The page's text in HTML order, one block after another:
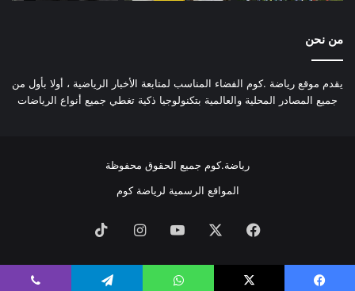
من نحن
يقدم موقع رياضة .كوم الفضاء المناسب لمتابعة الأخبار الرياضية ، أولا بأول من
جميع المصادر المحلية والعالمية بتكنولوجيا ذكية تغطي جميع أنواع الرياضات
رياضة.كوم جميع الحقوق محفوظة
المواقع الرسمية لرياضة كوم
فيسبوك ‫YouTubeانستقرام